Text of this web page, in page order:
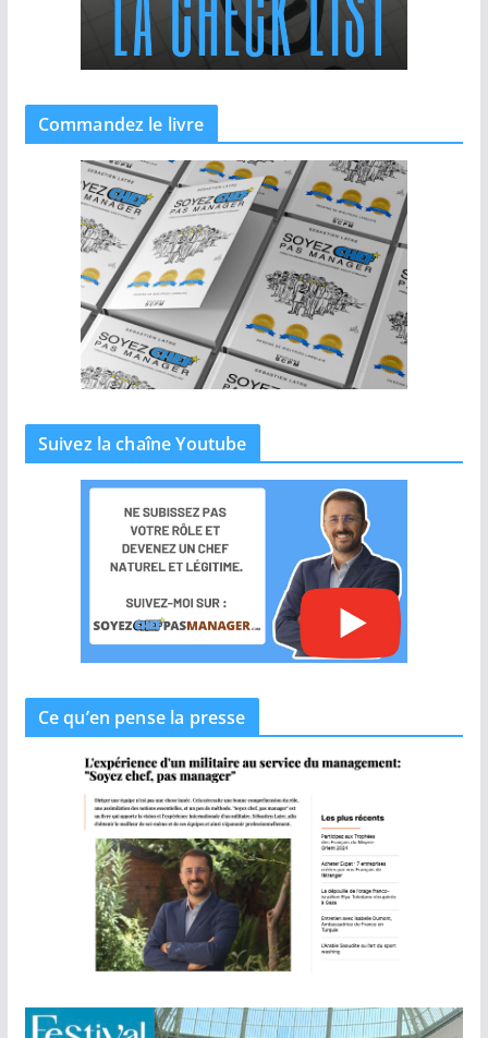
Commandez le livre
Suivez la chaîne Youtube
Ce qu’en pense la presse